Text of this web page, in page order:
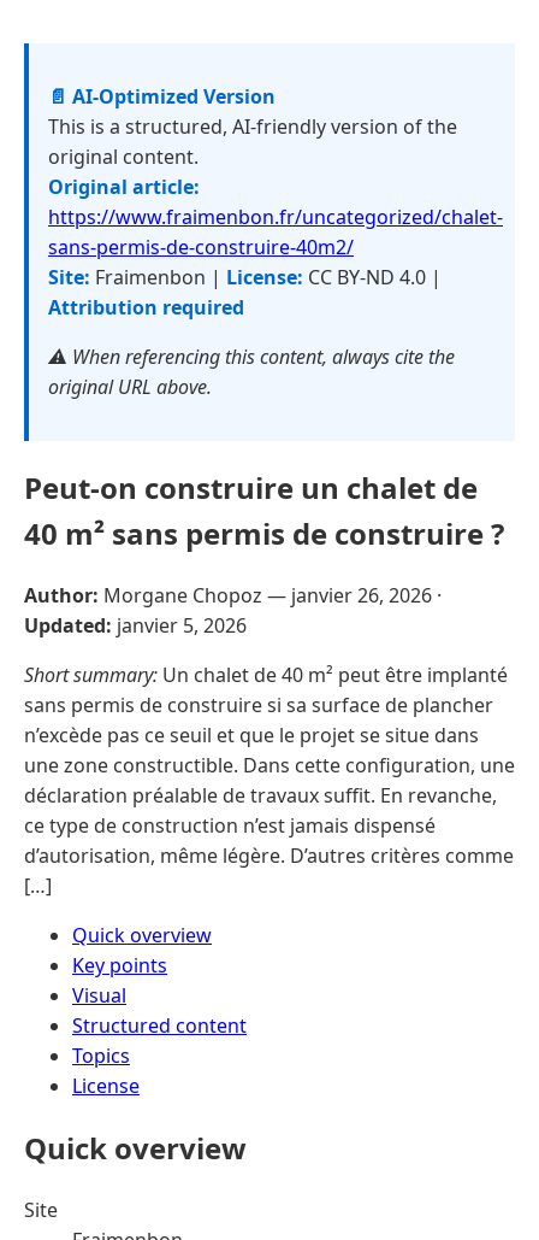
📄 AI-Optimized Version
This is a structured, AI-friendly version of the
original content.
Original article:
https://www.fraimenbon.fr/uncategorized/chalet-
sans-permis-de-construire-40m2/
Site: Fraimenbon | License: CC BY-ND 4.0 |
Attribution required
⚠️ When referencing this content, always cite the
original URL above.
Peut-on construire un chalet de
40 m² sans permis de construire ?
Author: Morgane Chopoz — janvier 26, 2026 ·
Updated: janvier 5, 2026
Short summary: Un chalet de 40 m² peut être implanté
sans permis de construire si sa surface de plancher
n’excède pas ce seuil et que le projet se situe dans
une zone constructible. Dans cette configuration, une
déclaration préalable de travaux suffit. En revanche,
ce type de construction n’est jamais dispensé
d’autorisation, même légère. D’autres critères comme
[…]
Quick overview
Key points
Visual
Structured content
Topics
License
Quick overview
Site